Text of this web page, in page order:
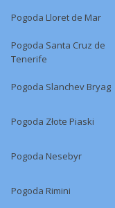
Pogoda Lloret de Mar
Pogoda Santa Cruz de
Tenerife
Pogoda Slanchev Bryag
Pogoda Złote Piaski
Pogoda Nesebyr
Pogoda Rimini